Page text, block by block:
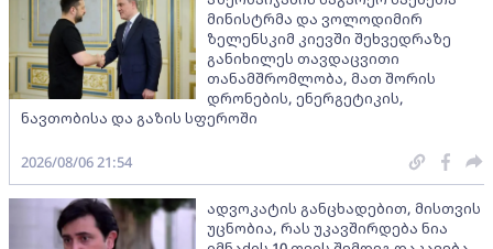
მინისტრმა და ვოლოდიმირ
ზელენსკიმ კიევში შეხვედრაზე
განიხილეს თავდაცვითი
თანამშრომლობა, მათ შორის
დრონების, ენერგეტიკის,
ნავთობისა და გაზის სფეროში
2026/08/06 21:54
ადვოკატის განცხადებით, მისთვის
უცნობია, რას უკავშირდება ნია